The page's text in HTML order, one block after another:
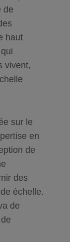
de
haut
vivent,
sur le
en
de
des
échelle.
de